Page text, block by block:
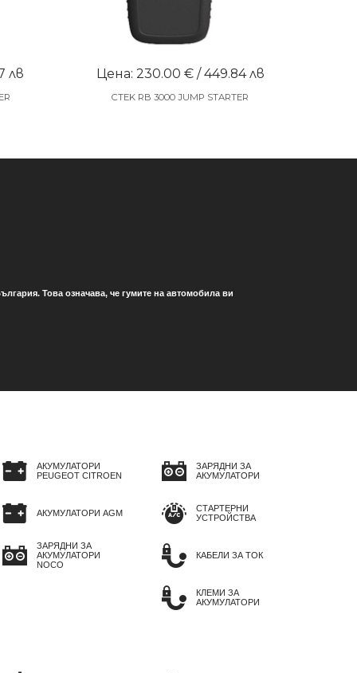
лв Цена: 230.00 € / 449.84 лв
CTEK RB 3000 JUMP STARTER
Това означава, че гумите на автомобила ви
АКУМУЛАТОРИ
PEUGEOT CITROEN
АКУМУЛАТОРИ AGM
ЗАРЯДНИ ЗА
АКУМУЛАТОРИ
NOCO
ЗАРЯДНИ ЗА
АКУМУЛАТОРИ
СТАРТЕРНИ
УСТРОЙСТВА
КАБЕЛИ ЗА ТОК
КЛЕМИ ЗА
АКУМУЛАТОРИ